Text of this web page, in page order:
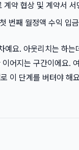
약 협상 및 계약서 서
번째 월정액 수익 입금
예요. 아웃리치는 하는
어지는 구간이에요.
이 단계를 버텨야 해